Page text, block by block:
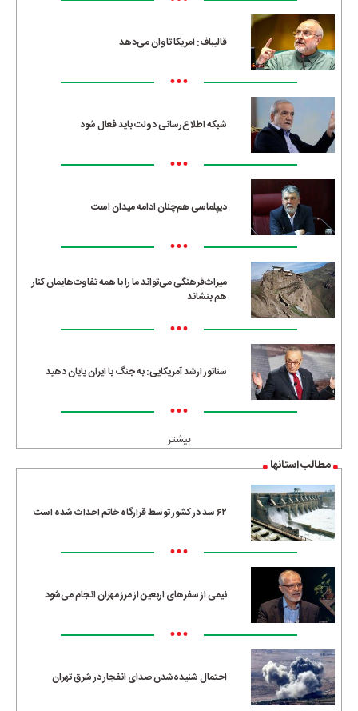
قالیباف: آمریکا تاوان می‌دهد
•••
شبکه اطلاع‌رسانی دولت باید فعال شود
•••
دیپلماسی هم‌چنان ادامه میدان است
•••
میراث‌فرهنگی می‌تواند ما را با همه تفاوت‌هایمان کنار
هم بنشاند
•••
سناتور ارشد آمریکایی: به جنگ با ایران پایان دهید
•••
بیشتر
مطالب استانها
۶۲ سد در کشور توسط قرارگاه خاتم احداث شده است
•••
نیمی از سفرهای اربعین از مرز مهران انجام می‌شود
•••
احتمال شنیده‌شدن صدای انفجار در شرق تهران